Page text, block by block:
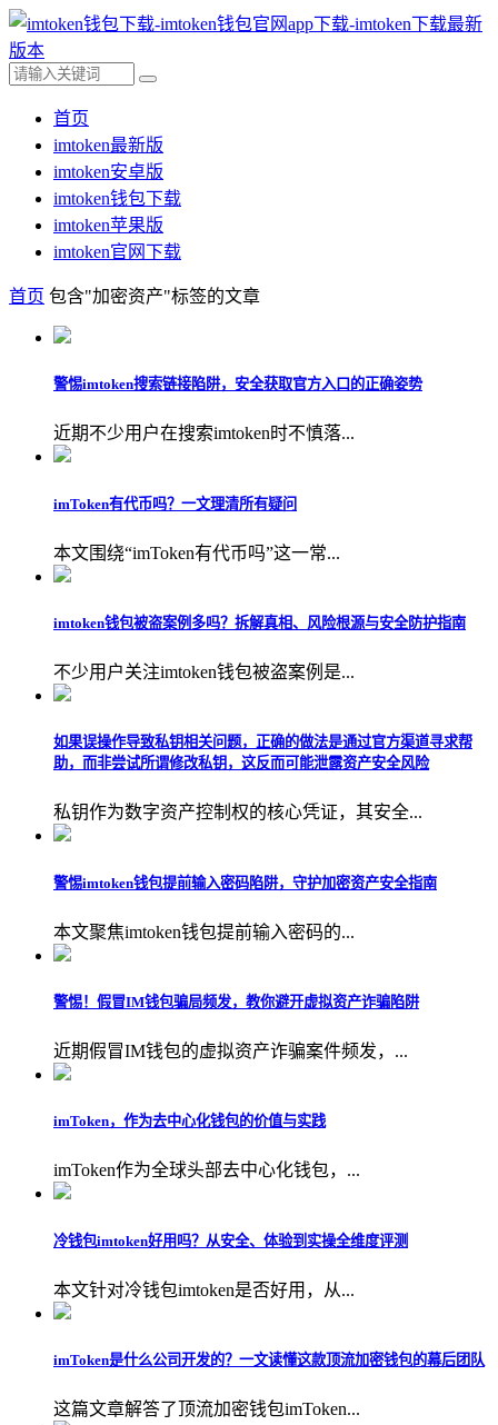
首页
imtoken最新版
imtoken安卓版
imtoken钱包下载
imtoken苹果版
imtoken官网下载
首页 包含"加密资产"标签的文章
警惕imtoken搜索链接陷阱，安全获取官方入口的正确姿势
近期不少用户在搜索imtoken时不慎落...
imToken有代币吗？一文理清所有疑问
本文围绕“imToken有代币吗”这一常...
imtoken钱包被盗案例多吗？拆解真相、风险根源与安全防护指南
不少用户关注imtoken钱包被盗案例是...
如果误操作导致私钥相关问题，正确的做法是通过官方渠道寻求帮
助，而非尝试所谓修改私钥，这反而可能泄露资产安全风险
私钥作为数字资产控制权的核心凭证，其安全...
警惕imtoken钱包提前输入密码陷阱，守护加密资产安全指南
本文聚焦imtoken钱包提前输入密码的...
警惕！假冒IM钱包骗局频发，教你避开虚拟资产诈骗陷阱
近期假冒IM钱包的虚拟资产诈骗案件频发，...
imToken，作为去中心化钱包的价值与实践
imToken作为全球头部去中心化钱包，...
冷钱包imtoken好用吗？从安全、体验到实操全维度评测
本文针对冷钱包imtoken是否好用，从...
imToken是什么公司开发的？一文读懂这款顶流加密钱包的幕后团队
这篇文章解答了顶流加密钱包imToken...